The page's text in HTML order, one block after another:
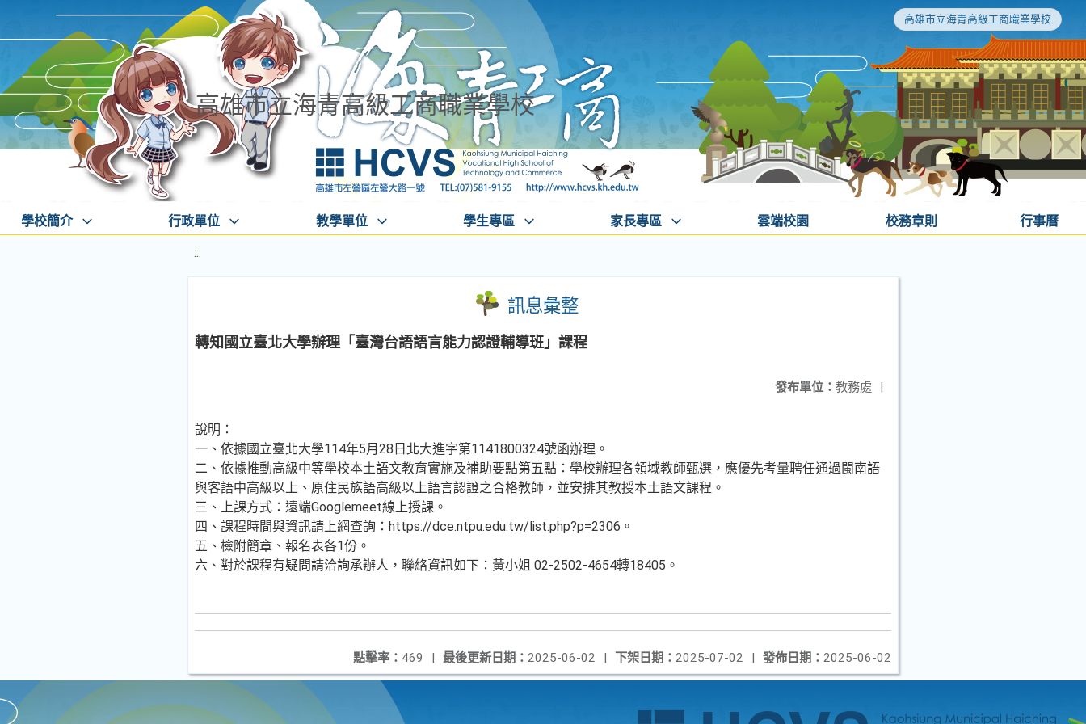
高雄市立海青高級工商職業學校
高雄市立海青高級工商職業學校
學校簡介 行政單位 教學單位 學生專區 家長專區 雲端校園 校務章則 行事曆
:::
訊息彙整
轉知國立臺北大學辦理「臺灣台語語言能力認證輔導班」課程
發布單位： 教務處 |
說明：
一、依據國立臺北大學114年5月28日北大進字第1141800324號函辦理。
二、依據推動高級中等學校本土語文教育實施及補助要點第五點：學校辦理各領域教師甄選，應優先考量聘任通過閩南語
與客語中高級以上、原住民族語高級以上語言認證之合格教師，並安排其教授本土語文課程。
三、上課方式：遠端Googlemeet線上授課。
四、課程時間與資訊請上網查詢：https://dce.ntpu.edu.tw/list.php?p=2306。
五、檢附簡章、報名表各1份。
六、對於課程有疑問請洽詢承辦人，聯絡資訊如下：黃小姐 02-2502-4654轉18405。
發佈日期： 2025-06-02
下架日期： 2025-07-02 |
最後更新日期： 2025-06-02 |
點擊率： 469 |